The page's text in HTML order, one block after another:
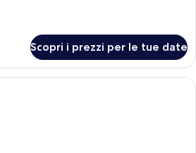
Scopri i prezzi per le tue date
Un bagno moderno con uno